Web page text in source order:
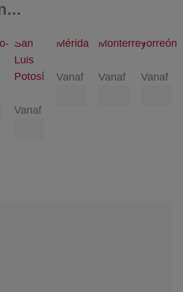
San
Luis
Potosí
Vanaf
Mérida
Vanaf
Monterrey
Vanaf
Torreón
Vanaf